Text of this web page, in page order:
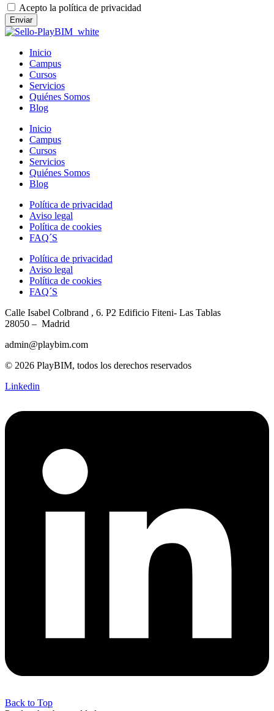
Acepto la política de privacidad
Enviar
Inicio
Campus
Cursos
Servicios
Quiénes Somos
Blog
Inicio
Campus
Cursos
Servicios
Quiénes Somos
Blog
Política de privacidad
Aviso legal
Política de cookies
FAQ´S
Política de privacidad
Aviso legal
Política de cookies
FAQ´S
Calle Isabel Colbrand , 6. P2 Edificio Fiteni- Las Tablas
28050 – Madrid
admin@playbim.com
© 2026 PlayBIM, todos los derechos reservados
Linkedin
Back to Top